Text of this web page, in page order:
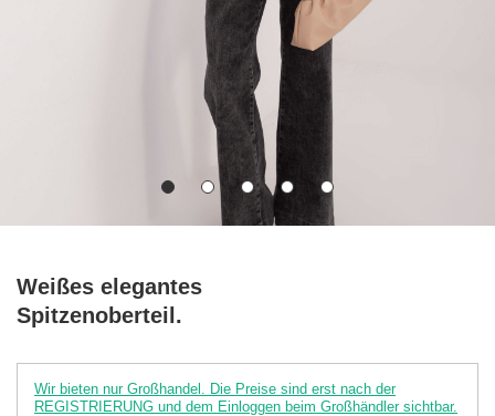
Weißes elegantes
Spitzenoberteil.
Wir bieten nur Großhandel. Die Preise sind erst nach der
REGISTRIERUNG und dem Einloggen beim Großhändler sichtbar.